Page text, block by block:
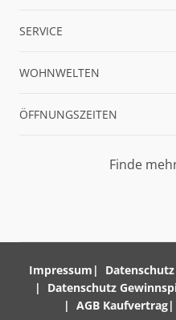
SERVICE
WOHNWELTEN
ÖFFNUNGSZEITEN
Finde
Impressum Datenschutz
Datenschutz
AGB Kaufvertrag